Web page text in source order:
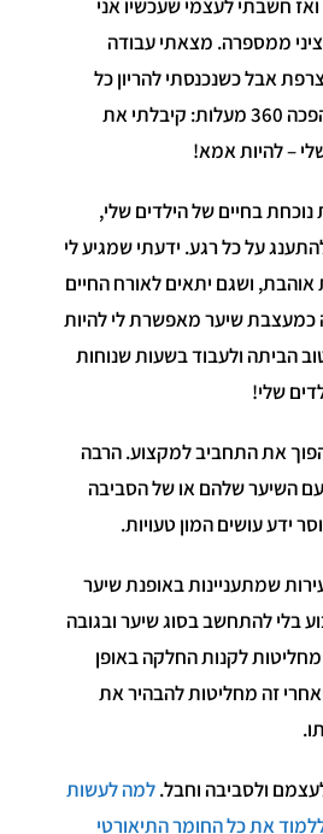
חשבתי לעצמי שעכשיו אני
ממספרה. מצאתי עבודה
אבל כשנכנסתי להריון כל
תפיסת המציאות שלי התהפכה 360 מעלות: קיבלתי את
– להיות אמא!
נוכחת בחיים של הילדים שלי,
על כל רגע. ידעתי שמגיע לי
ושגם יתאים לאורח החיים
שיער מאפשרת לי להיות
הביתה ולעבוד בשעות שנוחות
שלי!
את התחביב למקצוע. הרבה
השיער שלהם או של הסביבה
ידע עושים המון טעויות.
שמתעניינות באופנת שיער
בלי להתחשב בסוג שיער ובגובה
לקנות החלקה באופן
זה מחליטות להבהיר את
ולסביבה וחבל.למה לעשות
את כל החומר התיאורטי